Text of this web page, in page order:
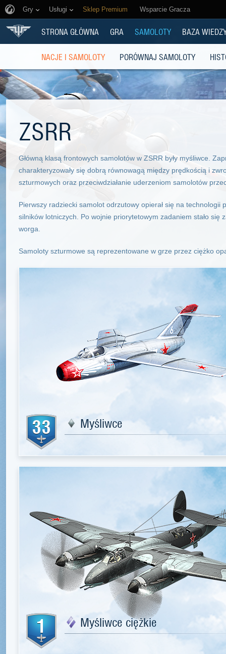
Gry Usługi Sklep Premium Wsparcie Gracza
STRONA GŁÓWNA GRA SAMOLOTY BAZA
NACJE I SAMOLOTY PORÓWNAJ SAMOLOTY
ZSRR
Główną klasą frontowych samolotów w ZSRR były myśliwce.
charakteryzowały się dobrą równowagą między prędkością i
szturmowych oraz przeciwdziałanie uderzeniom samolotów
Pierwszy radziecki samolot odrzutowy opierał się na
silników lotniczych. Po wojnie priorytetowym zadaniem stało
worga.
Samoloty szturmowe są reprezentowane w grze przez ciężko
Myśliwce
33
Myśliwce ciężkie
1